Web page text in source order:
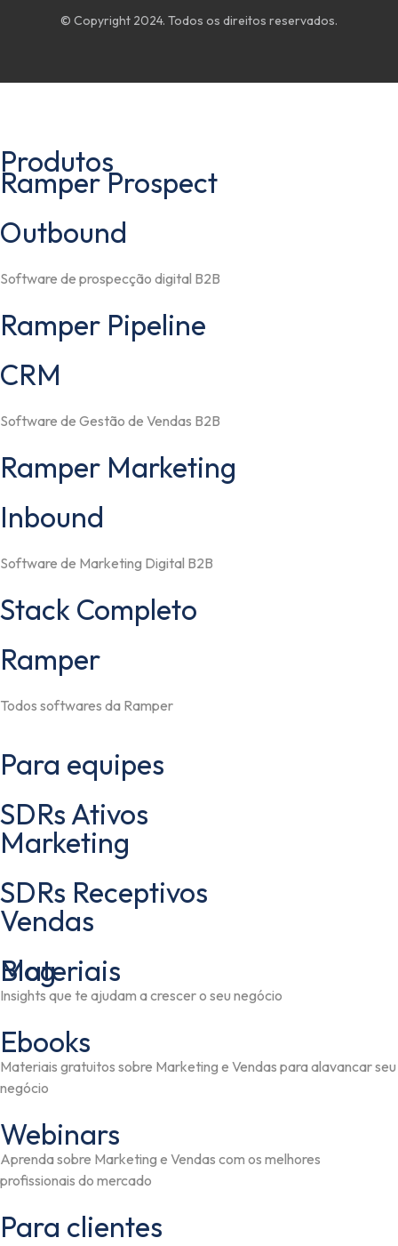
© Copyright 2024. Todos os direitos reservados.
Produtos
Ramper Prospect
Outbound
Software de prospecção digital B2B
Ramper Pipeline
CRM
Software de Gestão de Vendas B2B
Ramper Marketing
Inbound
Software de Marketing Digital B2B
Stack Completo
Ramper
Todos softwares da Ramper
Para equipes
SDRs Ativos
Marketing
SDRs Receptivos
Vendas
Materiais
Blog
Insights que te ajudam a crescer o seu negócio
Ebooks
Materiais gratuitos sobre Marketing e Vendas para alavancar seu
negócio
Webinars
Aprenda sobre Marketing e Vendas com os melhores
profissionais do mercado
Para clientes